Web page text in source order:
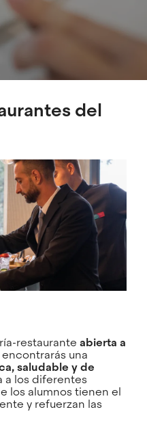
del
restaurante abierta a
encontrarás una
saludable y de
a los diferentes
los alumnos tienen el
y refuerzan las